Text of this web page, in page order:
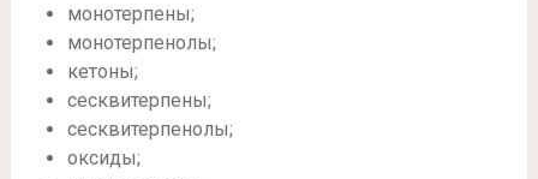
монотерпены;
монотерпенолы;
кетоны;
сесквитерпены;
сесквитерпенолы;
оксиды;